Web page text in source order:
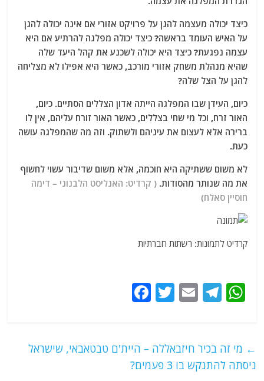
כיצד יכולה מעצמה להגן על פרויקט אזורי אם אינה יכולה להגן
על האיש העומד בראשה? כיצד יכולה מפלגה להרתיע אם היא
עצמה נפגעת? כיצד היא יכולה לשכנע את קהל היעד שלה
שהיא מנהלת משחק אזורי מורכב, כאשר היא אפילו לא מצליחה
להגן על הצל שלה?
כיום, העידן שבו המפלגה הייתה אדון הצללים הסתיים. כיום,
האור זרח, וכל מי שחי בצללים, כאשר האור זורח עליהם, אין לו
ברירה אלא לעצום את עיניהם ולשתוק. וזה מה שהמפלגה עושה
כעת.
לא משום ששתיקה היא חוכמה, אלא משום שדיבור עשוי לחשוף
את מה שנותר מהסודות.( קרדיט: האנליסט הלבנוני – דימה
חוסיין סאלח)
קרדיט לתמונות: רשתות חברתיות
W
h
s
A
T
el
g
ra
E
m
l
T
w
er
e
b
← מי זה בכיר חיזבאללה – היית'ם טבטאבאי, שישראל
ניסתה להתנקש בו 3 פעמים?